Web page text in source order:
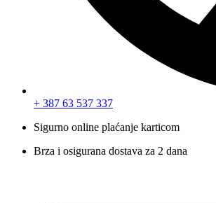
+ 387 63 537 337
Sigurno online plaćanje karticom
Brza i osigurana dostava za 2 dana